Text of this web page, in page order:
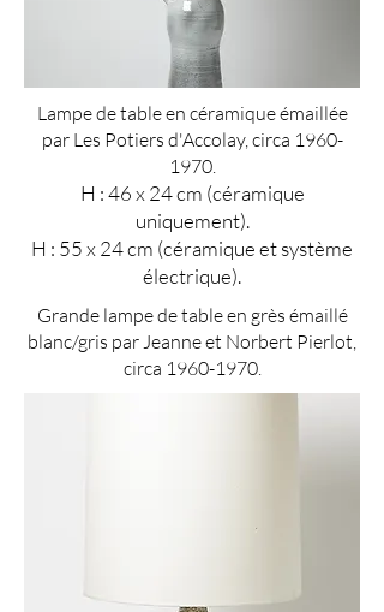
Lampe de table en céramique émaillée
par Les Potiers d'Accolay, circa 1960-
1970.
H : 46 x 24 cm (céramique
uniquement).
H : 55 x 24 cm (céramique et système
électrique).
Grande lampe de table en grès émaillé
blanc/gris par Jeanne et Norbert Pierlot,
circa 1960-1970.